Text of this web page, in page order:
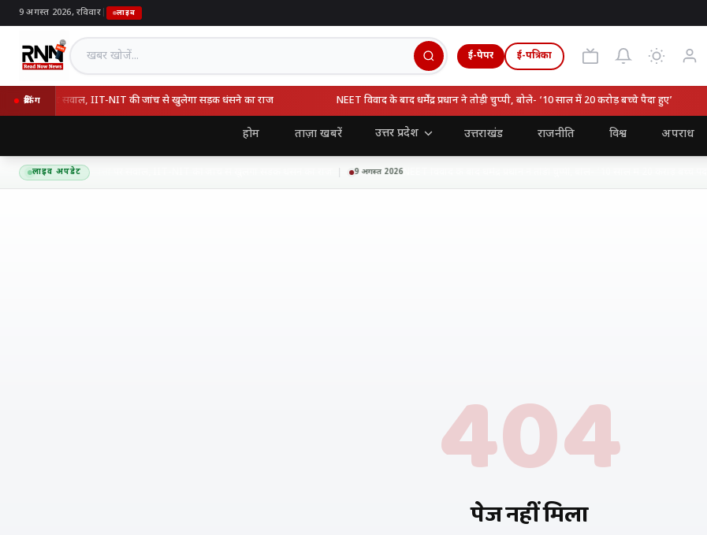
9 अगस्त 2026, रविवार| लाइव
ई-पेपर ई-पत्रिका
ब्रेकिंगपर सवाल, IIT-NIT की जांच से खुलेगा सड़क धंसने का राज NEET विवाद के बाद धर्मेंद्र प्रधान ने तोड़ी चुप्पी, बोले- ‘10 साल में 20 करोड़ बच्चे पैदा हुए’
होम ताज़ा खबरें उत्तर प्रदेश उत्तराखंड राजनीति विश्व अपराध
लाइव अपडेट
एक्सप्रेसवे की गुणवत्ता पर सवाल, IIT-NIT की जांच से खुलेगा सड़क धंसने का राज 9 अगस्त 2026NEET विवाद के बाद धर्मेंद्र प्रधान ने तोड़ी चुप्पी, बोले- ‘10 साल में 20 करोड़ बच्चे पैदा हुए’
404
पेज नहीं मिला